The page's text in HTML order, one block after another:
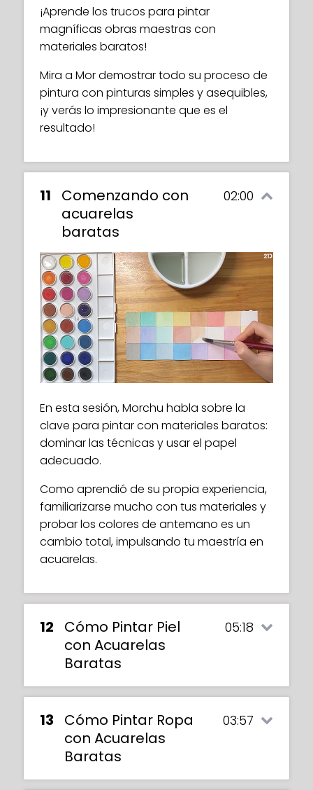
¡Aprende los trucos para pintar
magníficas obras maestras con
materiales baratos!
Mira a Mor demostrar todo su proceso de
pintura con pinturas simples y asequibles,
¡y verás lo impresionante que es el
resultado!
11
Comenzando con
acuarelas
baratas
02:00
En esta sesión, Morchu habla sobre la
clave para pintar con materiales baratos:
dominar las técnicas y usar el papel
adecuado.
Como aprendió de su propia experiencia,
familiarizarse mucho con tus materiales y
probar los colores de antemano es un
cambio total, impulsando tu maestría en
acuarelas.
12
Cómo Pintar Piel
con Acuarelas
Baratas
05:18
13
Cómo Pintar Ropa
con Acuarelas
Baratas
03:57